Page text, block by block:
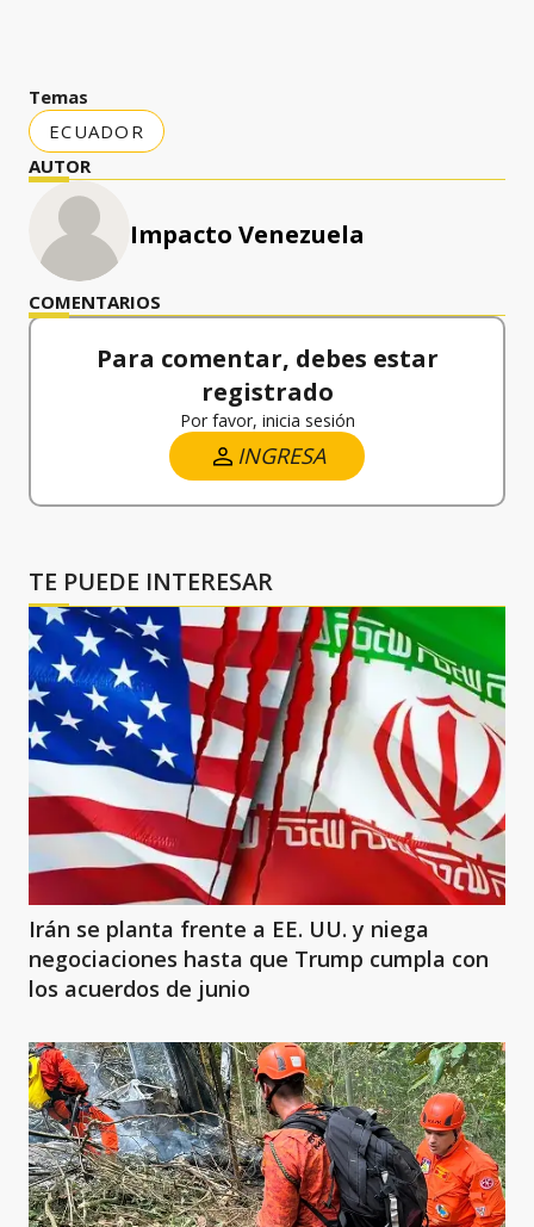
Temas
ECUADOR
AUTOR
Impacto Venezuela
COMENTARIOS
Para comentar, debes estar
registrado
Por favor, inicia sesión
INGRESA
TE PUEDE INTERESAR
Irán se planta frente a EE. UU. y niega
negociaciones hasta que Trump cumpla con
los acuerdos de junio